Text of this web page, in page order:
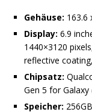
Gehäuse: 163.6
Display: 6.9
1440×3120
reflective
Chipsatz:
Gen 5 for Galaxy
Speicher: